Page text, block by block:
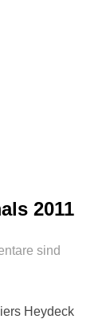
2011
sind
Heydeck